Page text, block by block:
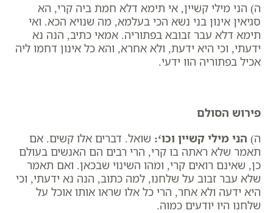
ה) הני מילי קשיין, אי תימא דלא חמת ביה קרי, הא
סגיאין אינון בני נשא הכי בעלמא, מה שנויא הכא. ואי
תימא דלא עבר זבובא בפתוריה. אמאי כתיב, הנה נא
ידעתי, וכי היא ידעת, ולא אחרא, והא כל אינון דחמו ליה
אכיל בפתוריה הוו ידעי.
פירוש הסולם
ה) הני מילי קשיין וכו‘: שואל. דברים אלו קשים. אם
תאמר שלא ראתה בו קרי, הרי רבים הם האנשים בעולם
כן, שאינם רואים קרי, ומהו השינוי שבכאן. ואם תאמר
שלא עבר זבוב על שלחנו, למה כתוב, הנה נא ידעתי, וכי
היא ידעה ולא אחר, הרי כל אלו שראו אותו אוכל על
שלחנו היו יודעים כמוה.